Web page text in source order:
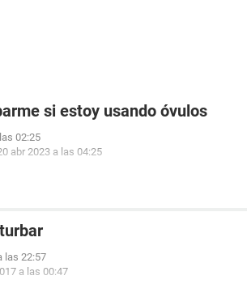
si estoy usando óvulos
02:25
abr 2023 a las 04:25
las 22:57
a las 00:47